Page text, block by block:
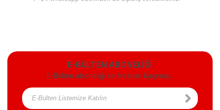
E-BÜLTEN ABONELİĞİ
E-Bülten aboneliği ile fırsatları kaçırma...